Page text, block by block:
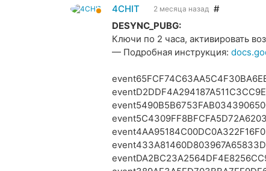
4CHIT 2 месяца назад #
DESYNC_PUBG:
Ключи по 2 часа, активировать
— Подробная инструкция: